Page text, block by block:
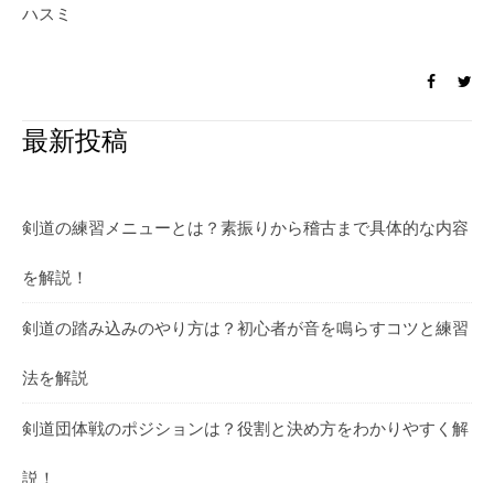
ハスミ
最新投稿
剣道の練習メニューとは？素振りから稽古まで具体的な内容
を解説！
剣道の踏み込みのやり方は？初心者が音を鳴らすコツと練習
法を解説
剣道団体戦のポジションは？役割と決め方をわかりやすく解
説！